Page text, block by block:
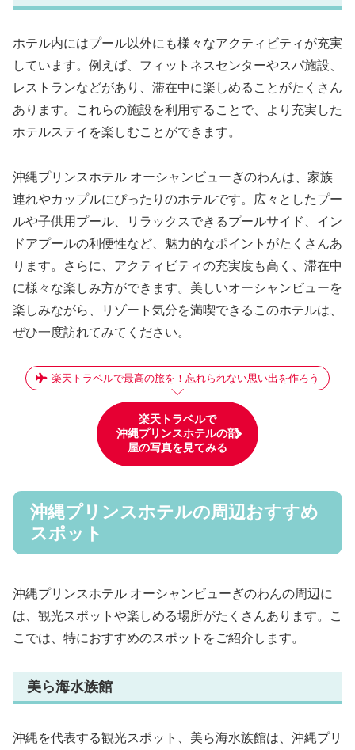
ホテル内にはプール以外にも様々なアクティビティが充実
しています。例えば、フィットネスセンターやスパ施設、
レストランなどがあり、滞在中に楽しめることがたくさん
あります。これらの施設を利用することで、より充実した
ホテルステイを楽しむことができます。
沖縄プリンスホテル オーシャンビューぎのわんは、家族
連れやカップルにぴったりのホテルです。広々としたプー
ルや子供用プール、リラックスできるプールサイド、イン
ドアプールの利便性など、魅力的なポイントがたくさんあ
ります。さらに、アクティビティの充実度も高く、滞在中
に様々な楽しみ方ができます。美しいオーシャンビューを
楽しみながら、リゾート気分を満喫できるこのホテルは、
ぜひ一度訪れてみてください。
楽天トラベルで最高の旅を！忘れられない思い出を作ろう
楽天トラベルで
沖縄プリンスホテルの部
屋の写真を見てみる
沖縄プリンスホテルの周辺おすすめ
スポット
沖縄プリンスホテル オーシャンビューぎのわんの周辺に
は、観光スポットや楽しめる場所がたくさんあります。こ
こでは、特におすすめのスポットをご紹介します。
美ら海水族館
沖縄を代表する観光スポット、美ら海水族館は、沖縄プリ